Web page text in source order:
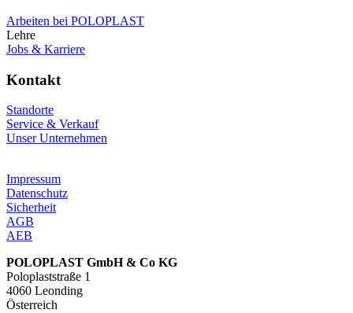
Arbeiten bei POLOPLAST
Lehre
Jobs & Karriere
Kontakt
Standorte
Service & Verkauf
Unser Unternehmen
Impressum
Datenschutz
Sicherheit
AGB
AEB
POLOPLAST GmbH & Co KG
Poloplaststraße 1
4060 Leonding
Österreich